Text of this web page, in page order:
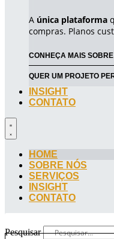
A única plataforma
compras. Planos
CONHEÇA MAIS
QUER UM PROJETO
INSIGHT
CONTATO
HOME
SOBRE NÓS
SERVIÇOS
INSIGHT
CONTATO
Pesquisar